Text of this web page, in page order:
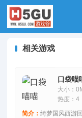
相关游戏
口袋喵
大小：
热度：4
简介： 绮梦国风西游